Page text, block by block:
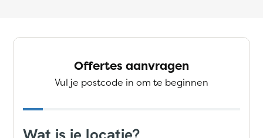
Offertes aanvragen
Vul je postcode in om te beginnen